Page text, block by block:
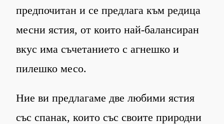
предпочитан и се предлага към редица
месни ястия, от които най-балансиран
вкус има съчетанието с агнешко и
пилешко месо.
Ние ви предлагаме две любими ястия
със спанак, които със своите природни